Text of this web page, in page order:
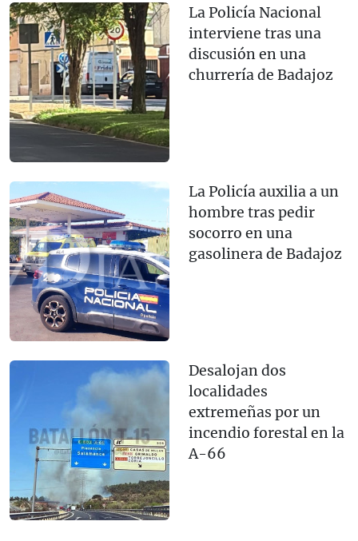
La Policía Nacional
interviene tras una
discusión en una
churrería de Badajoz
La Policía auxilia a un
hombre tras pedir
socorro en una
gasolinera de Badajoz
Desalojan dos
localidades
extremeñas por un
incendio forestal en la
A-66